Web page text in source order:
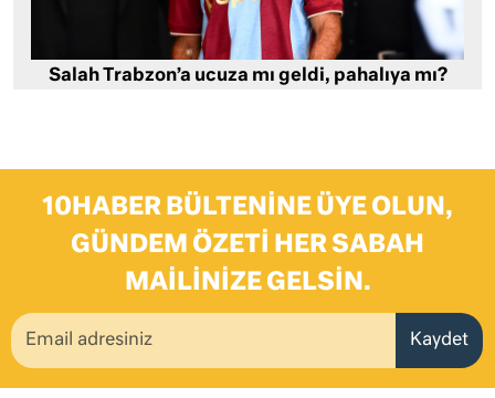
Salah Trabzon’a ucuza mı geldi, pahalıya mı?
10HABER BÜLTENINE ÜYE OLUN,
GÜNDEM ÖZETI HER SABAH
MAILINIZE GELSIN.
Kaydet